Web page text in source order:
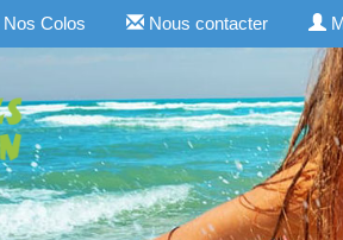
Nos Colos Nous contacter